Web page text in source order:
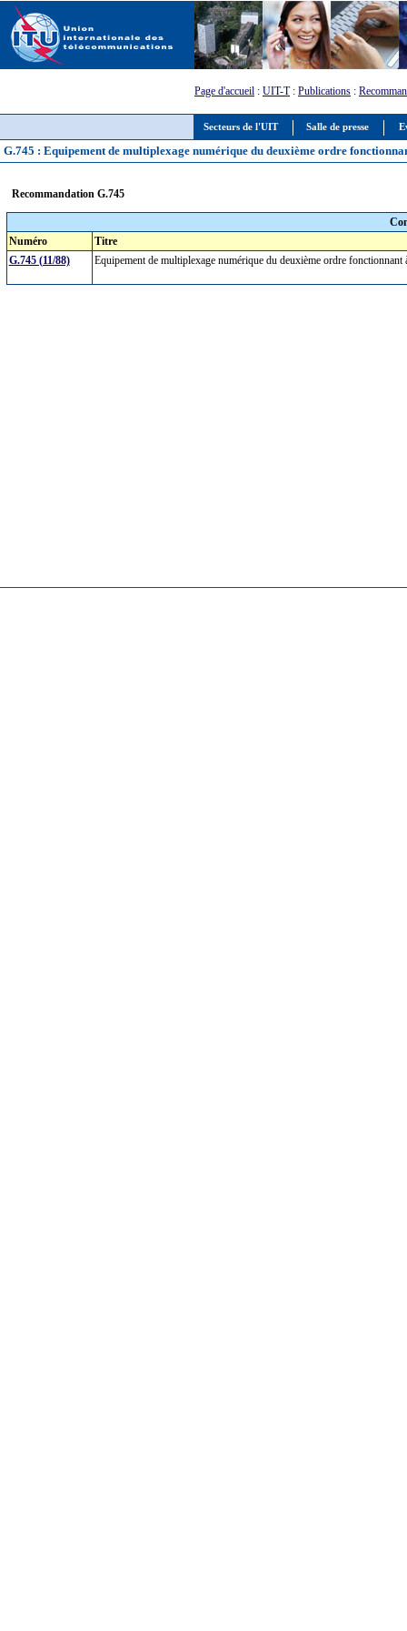
Secteurs de l'UIT Salle de presse
Page d'accueil : UIT-T: Publications :
G.745 : Equipement de multiplexage numérique du deuxième ordre
Recommandation G.745
Numéro
Titre
G.745 (11/88)
Equipement de multiplexage numérique du deuxième ordre